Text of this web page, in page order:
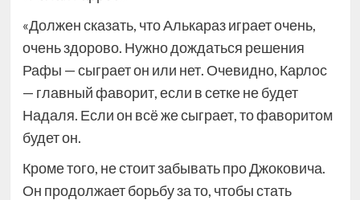
«Должен сказать, что Алькараз играет очень,
очень здорово. Нужно дождаться решения
Рафы — сыграет он или нет. Очевидно, Карлос
— главный фаворит, если в сетке не будет
Надаля. Если он всё же сыграет, то фаворитом
будет он.
Кроме того, не стоит забывать про Джоковича.
Он продолжает борьбу за то, чтобы стать